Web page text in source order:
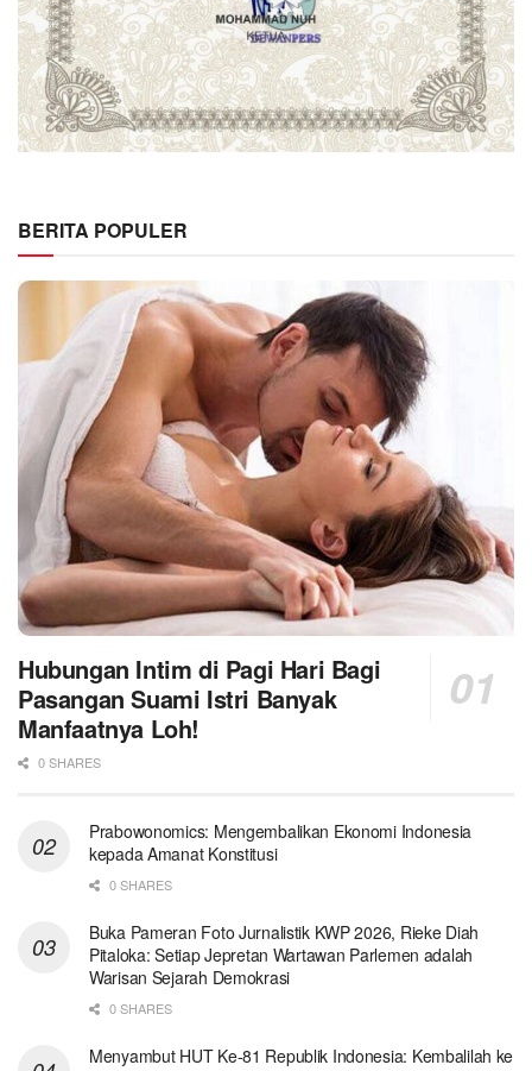
BERITA POPULER
Hubungan Intim di Pagi Hari Bagi
Pasangan Suami Istri Banyak
Manfaatnya Loh!
0 SHARES
Prabowonomics: Mengembalikan Ekonomi Indonesia
kepada Amanat Konstitusi
0 SHARES
Buka Pameran Foto Jurnalistik KWP 2026, Rieke Diah
Pitaloka: Setiap Jepretan Wartawan Parlemen adalah
Warisan Sejarah Demokrasi
0 SHARES
Menyambut HUT Ke-81 Republik Indonesia: Kembalilah ke